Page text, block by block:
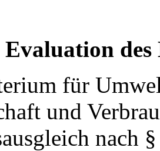
Evaluation des
für
und
nach